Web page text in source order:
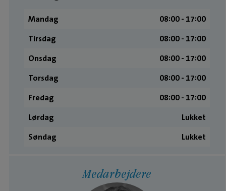
Mandag
08:00 ­- 17:00
Tirsdag
08:00 ­- 17:00
Onsdag
08:00 ­- 17:00
Torsdag
08:00 ­- 17:00
Fredag
08:00 ­- 17:00
Lørdag
Lukket
Søndag
Lukket
Medarbejdere